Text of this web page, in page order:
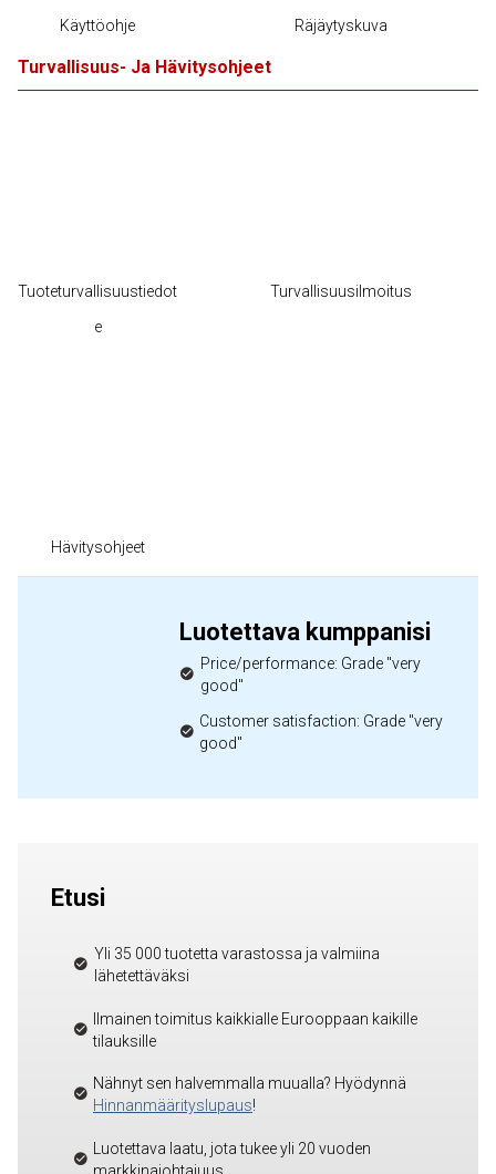
Käyttöohje Räjäytyskuva
Turvallisuus- Ja Hävitysohjeet
Tuoteturvallisuustiedot
e
Turvallisuusilmoitus
Hävitysohjeet
Luotettava kumppanisi
Price/performance: Grade "very
good"
Customer satisfaction: Grade "very
good"
Etusi
Yli 35 000 tuotetta varastossa ja valmiina
lähetettäväksi
Ilmainen toimitus kaikkialle Eurooppaan kaikille
tilauksille
Nähnyt sen halvemmalla muualla? Hyödynnä
Hinnanmäärityslupaus!
Luotettava laatu, jota tukee yli 20 vuoden